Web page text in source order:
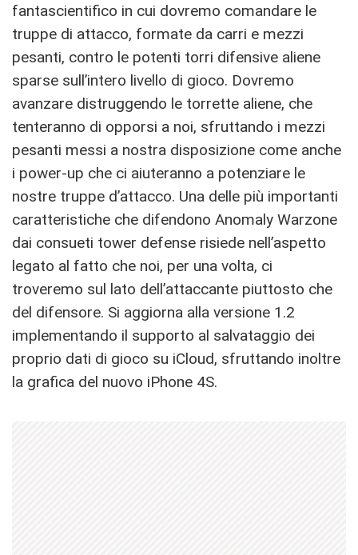
fantascientifico in cui dovremo comandare le
truppe di attacco, formate da carri e mezzi
pesanti, contro le potenti torri difensive aliene
sparse sull’intero livello di gioco. Dovremo
avanzare distruggendo le torrette aliene, che
tenteranno di opporsi a noi, sfruttando i mezzi
pesanti messi a nostra disposizione come anche
i power-up che ci aiuteranno a potenziare le
nostre truppe d’attacco. Una delle più importanti
caratteristiche che difendono Anomaly Warzone
dai consueti tower defense risiede nell’aspetto
legato al fatto che noi, per una volta, ci
troveremo sul lato dell’attaccante piuttosto che
del difensore. Si aggiorna alla versione 1.2
implementando il supporto al salvataggio dei
proprio dati di gioco su iCloud, sfruttando inoltre
la grafica del nuovo iPhone 4S.